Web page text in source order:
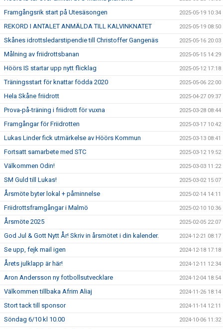
Framgångsrik start på Utesäsongen 2025-05-19 10:34
REKORD I ANTALET ANMÄLDA TILL KALVINKNATET 2025-05-19 08:50
Skånes idrottsledarstipendie till Christoffer Gangenäs 2025-05-16 20:03
Målning av friidrottsbanan 2025-05-15 14:29
Höörs IS startar upp nytt flicklag 2025-05-12 17:18
Träningsstart för knattar födda 2020 2025-05-06 22:00
Hela Skåne friidrott 2025-04-27 09:37
Prova-på-träning i friidrott för vuxna 2025-03-28 08:44
Framgångar för Friidrotten 2025-03-17 10:42
Lukas Linder fick utmärkelse av Höörs Kommun 2025-03-13 08:41
Fortsatt samarbete med STC 2025-03-12 19:52
Välkommen Odin! 2025-03-03 11:22
SM Guld till Lukas! 2025-03-02 15:07
Årsmöte byter lokal + påminnelse 2025-02-14 14:11
Friidrottsframgångar i Malmö 2025-02-10 10:36
Årsmöte 2025 2025-02-05 22:07
God Jul & Gott Nytt År! Skriv in årsmötet i din kalender. 2024-12-21 08:17
Se upp, fejk mail igen 2024-12-18 17:18
Årets julklapp är här! 2024-12-11 12:34
Aron Andersson ny fotbollsutvecklare 2024-12-04 18:54
Välkommen tillbaka Afrim Aliaj 2024-11-26 18:14
Stort tack till sponsor 2024-11-14 12:11
Söndag 6/10 kl 10.00 2024-10-06 11:32